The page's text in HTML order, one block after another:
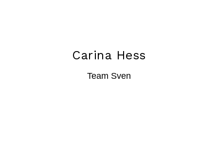
Carina Hess
Team Sven